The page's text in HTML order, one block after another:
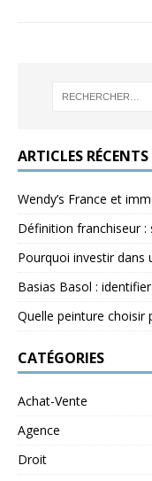
ARTICLES RÉCENTS
Wendy’s France et
Définition franchiseur
Pourquoi investir dans
Basias Basol :
Quelle peinture choisir
CATÉGORIES
Achat-Vente
Agence
Droit